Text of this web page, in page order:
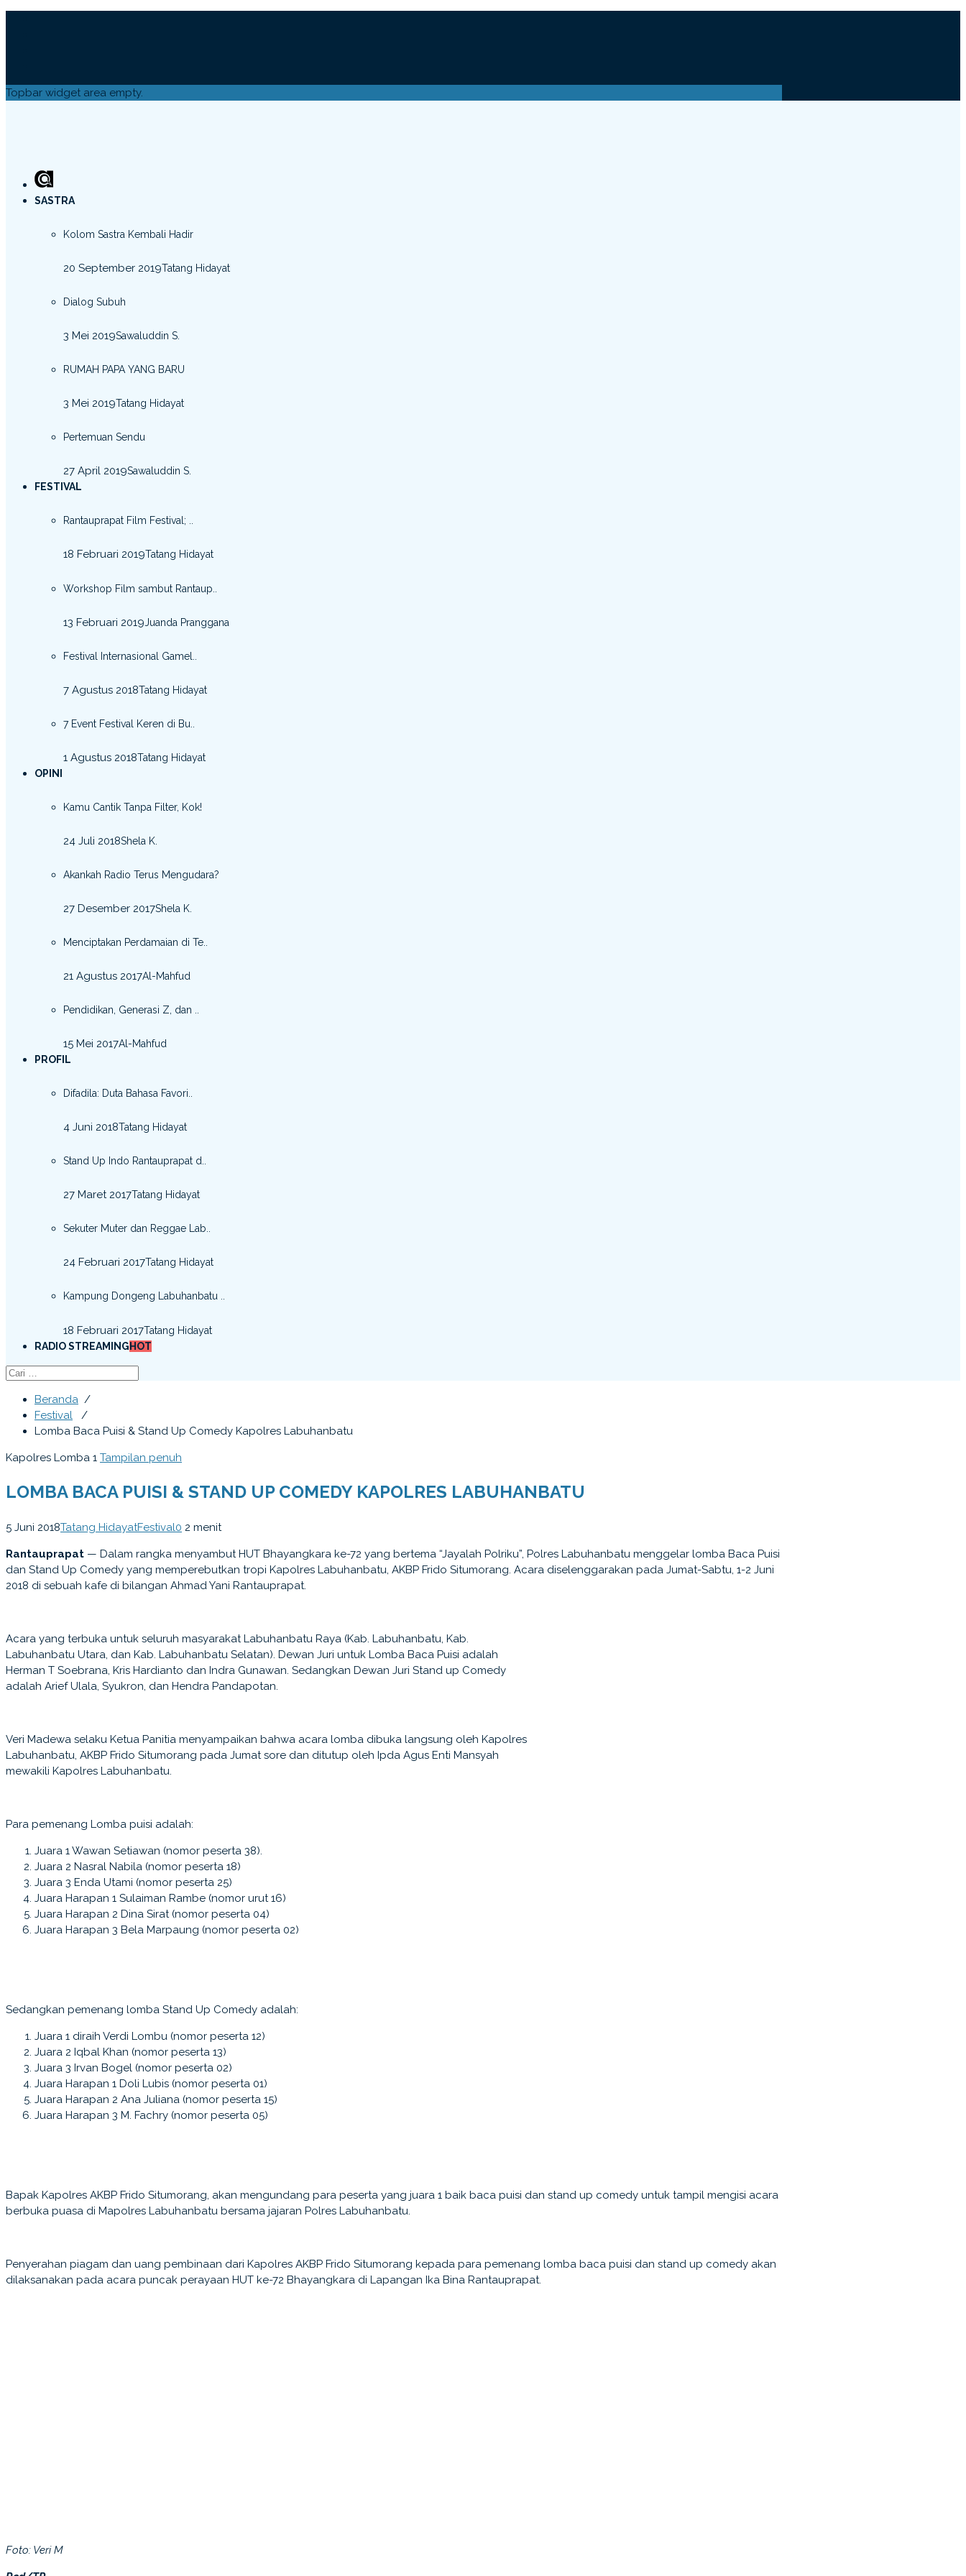
Topbar widget area empty.
SASTRA
Kolom Sastra Kembali Hadir
20 September 2019Tatang Hidayat
Dialog Subuh
3 Mei 2019Sawaluddin S.
RUMAH PAPA YANG BARU
3 Mei 2019Tatang Hidayat
Pertemuan Sendu
27 April 2019Sawaluddin S.
FESTIVAL
Rantauprapat Film Festival; ..
18 Februari 2019Tatang Hidayat
Workshop Film sambut Rantaup..
13 Februari 2019Juanda Pranggana
Festival Internasional Gamel..
7 Agustus 2018Tatang Hidayat
7 Event Festival Keren di Bu..
1 Agustus 2018Tatang Hidayat
OPINI
Kamu Cantik Tanpa Filter, Kok!
24 Juli 2018Shela K.
Akankah Radio Terus Mengudara?
27 Desember 2017Shela K.
Menciptakan Perdamaian di Te..
21 Agustus 2017Al-Mahfud
Pendidikan, Generasi Z, dan ..
15 Mei 2017Al-Mahfud
PROFIL
Difadila: Duta Bahasa Favori..
4 Juni 2018Tatang Hidayat
Stand Up Indo Rantauprapat d..
27 Maret 2017Tatang Hidayat
Sekuter Muter dan Reggae Lab..
24 Februari 2017Tatang Hidayat
Kampung Dongeng Labuhanbatu ..
18 Februari 2017Tatang Hidayat
RADIO STREAMINGHOT
Beranda /
Festival
/
Lomba Baca Puisi & Stand Up Comedy Kapolres Labuhanbatu
Kapolres Lomba 1 Tampilan penuh
LOMBA BACA PUISI & STAND UP COMEDY KAPOLRES LABUHANBATU
5 Juni 2018Tatang HidayatFestival0 2 menit
Rantauprapat — Dalam rangka menyambut HUT Bhayangkara ke-72 yang bertema “Jayalah Polriku”, Polres Labuhanbatu menggelar lomba Baca Puisi
dan Stand Up Comedy yang memperebutkan tropi Kapolres Labuhanbatu, AKBP Frido Situmorang. Acara diselenggarakan pada Jumat-Sabtu, 1-2 Juni
2018 di sebuah kafe di bilangan Ahmad Yani Rantauprapat.
Acara yang terbuka untuk seluruh masyarakat Labuhanbatu Raya (Kab. Labuhanbatu, Kab.
Labuhanbatu Utara, dan Kab. Labuhanbatu Selatan). Dewan Juri untuk Lomba Baca Puisi adalah
Herman T Soebrana, Kris Hardianto dan Indra Gunawan. Sedangkan Dewan Juri Stand up Comedy
adalah Arief Ulala, Syukron, dan Hendra Pandapotan.
Veri Madewa selaku Ketua Panitia menyampaikan bahwa acara lomba dibuka langsung oleh Kapolres
Labuhanbatu, AKBP Frido Situmorang pada Jumat sore dan ditutup oleh Ipda Agus Enti Mansyah
mewakili Kapolres Labuhanbatu.
Para pemenang Lomba puisi adalah:
Juara 1 Wawan Setiawan (nomor peserta 38).
Juara 2 Nasral Nabila (nomor peserta 18)
Juara 3 Enda Utami (nomor peserta 25)
Juara Harapan 1 Sulaiman Rambe (nomor urut 16)
Juara Harapan 2 Dina Sirat (nomor peserta 04)
Juara Harapan 3 Bela Marpaung (nomor peserta 02)
Sedangkan pemenang lomba Stand Up Comedy adalah:
Juara 1 diraih Verdi Lombu (nomor peserta 12)
Juara 2 Iqbal Khan (nomor peserta 13)
Juara 3 Irvan Bogel (nomor peserta 02)
Juara Harapan 1 Doli Lubis (nomor peserta 01)
Juara Harapan 2 Ana Juliana (nomor peserta 15)
Juara Harapan 3 M. Fachry (nomor peserta 05)
Bapak Kapolres AKBP Frido Situmorang, akan mengundang para peserta yang juara 1 baik baca puisi dan stand up comedy untuk tampil mengisi acara
berbuka puasa di Mapolres Labuhanbatu bersama jajaran Polres Labuhanbatu.
Penyerahan piagam dan uang pembinaan dari Kapolres AKBP Frido Situmorang kepada para pemenang lomba baca puisi dan stand up comedy akan
dilaksanakan pada acara puncak perayaan HUT ke-72 Bhayangkara di Lapangan Ika Bina Rantauprapat.
Foto: Veri M